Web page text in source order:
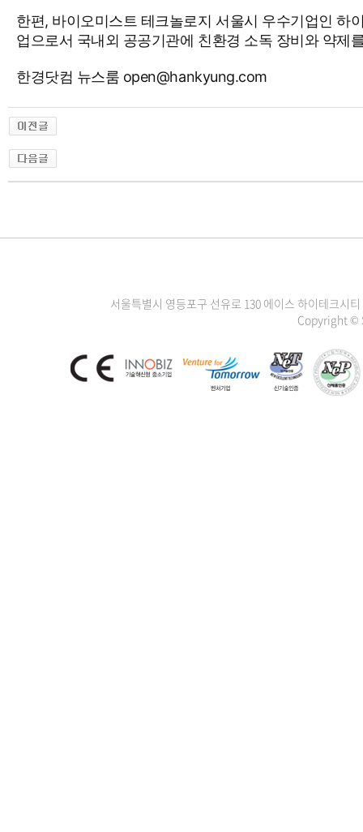
한편, 바이오미스트 테크놀로지 서울시 우수기업인 하
업으로서 국내외 공공기관에 친환경 소독 장비와 약제
한경닷컴 뉴스룸 open@hankyung.com
서울특별시 영등포구 선유로 130 에이스 하이테크시
Copyright ©